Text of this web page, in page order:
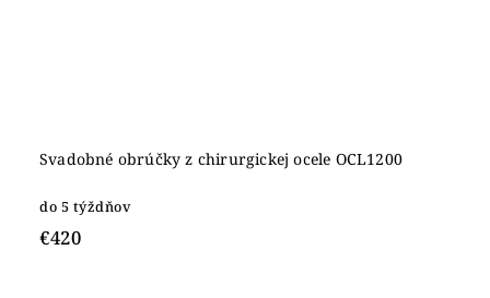
Svadobné obrúčky z chirurgickej ocele OCL1200
do 5 týždňov
€420